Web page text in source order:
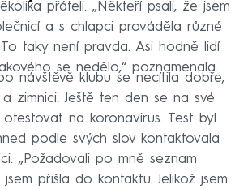
přáteli. „Někteří psali, že jsem
a s chlapci prováděla různé
taky není pravda. Asi hodně lidí
se nedělo,“ poznamenala.
návštěvě klubu se necítila dobře,
zimnici. Ještě ten den se na své
na koronavirus. Test byl
podle svých slov kontaktovala
„Požadovali po mně seznam
přišla do kontaktu. Jelikož jsem